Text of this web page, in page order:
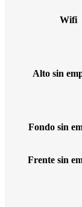
Wifi
Alto sin
Fondo sin
Frente sin